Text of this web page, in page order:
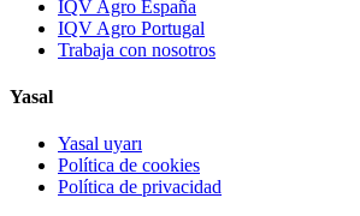
IQV Agro España
IQV Agro Portugal
Trabaja con nosotros
Yasal
Yasal uyarı
Política de cookies
Política de privacidad